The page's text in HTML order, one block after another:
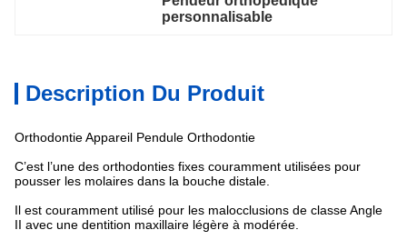
personnalisable
Description Du Produit
Orthodontie Appareil Pendule Orthodontie
C’est l’une des orthodonties fixes couramment utilisées pour
pousser les molaires dans la bouche distale.
Il est couramment utilisé pour les malocclusions de classe Angle
II avec une dentition maxillaire légère à modérée.